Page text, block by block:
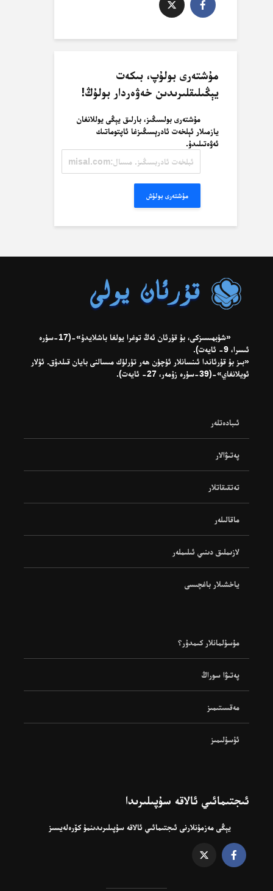
مۇشتەرى بولۇپ، بىكەت
يېڭىلىقلىرىدىن خەۋەردار بولۇڭ!
مۇشتەرى بولسىڭىز، بارلىق يېڭى يوللانغان
يازمىلار ئېلخەت ئادرېسىڭىزغا ئاپتوماتىك
ئەۋەتىلىدۇ.
ئادرېسىڭىز.
مۇشتەرى بولۇش
«شۈبھىسىزكى، بۇ قۇرئان ئەڭ توغرا يولغا باشلايدۇ»-(17-سۈرە
ئىسرا، 9- ئايەت).
«بىز بۇ قۇرئاندا ئىنسانلار ئۈچۈن ھەر تۈرلۈك مىسالنى بايان قىلدۇق. ئۇلار
ئويلانغاي»-(39-سۈرە زۇمەر، 27- ئايەت).
ئىبادەتلەر
پەتىۋالار
تەتقىقاتلار
ماقالىلەر
لازىملىق دىنىي ئىلىملەر
ياخشىلار باغچىسى
مۇسۇلمانلار كىمدۇر؟
پەتىۋا سوراڭ
مەقسىتىمىز
ئۇسۇلىمىز
ئىجتىمائىي ئالاقە سۇپىلىرىدا
يېڭى مەزمۇنلارنى ئىجتىمائىي ئالاقە سۇپىلىرىدىنمۇ كۆرەلەيسىز